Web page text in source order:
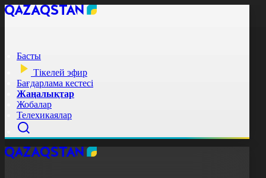
Басты
Тікелей эфир
Бағдарлама кестесі
Жаңалықтар
Жобалар
Телехикаялар